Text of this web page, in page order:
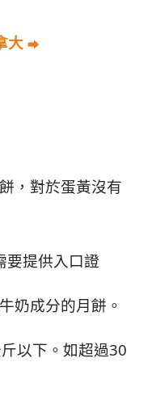
大 ⮕
，對於蛋黃沒有
要提供入口證
奶成分的月餅。
以下。如超過30